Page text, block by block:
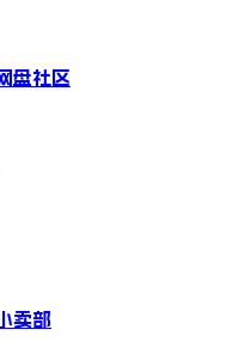
盘社区
卖部